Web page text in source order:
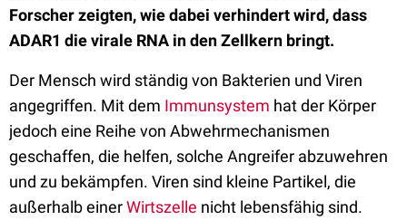
Forscher zeigten, wie dabei verhindert wird, dass
ADAR1 die virale RNA in den Zellkern bringt.
Der Mensch wird ständig von Bakterien und Viren
angegriffen. Mit dem Immunsystem hat der Körper
jedoch eine Reihe von Abwehrmechanismen
geschaffen, die helfen, solche Angreifer abzuwehren
und zu bekämpfen. Viren sind kleine Partikel, die
außerhalb einerWirtszelle nicht lebensfähig sind.